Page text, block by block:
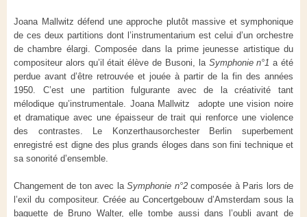
Joana Mallwitz défend une approche plutôt massive et symphonique
de ces deux partitions dont l’instrumentarium est celui d’un orchestre
de chambre élargi. Composée dans la prime jeunesse artistique du
compositeur alors qu’il était élève de Busoni, laSymphonie n°1a été
perdue avant d’être retrouvée et jouée à partir de la fin des années
1950. C’est une partition fulgurante avec de la créativité tant
mélodique qu’instrumentale. Joana Mallwitz adopte une vision noire
et dramatique avec une épaisseur de trait qui renforce une violence
des contrastes. Le Konzerthausorchester Berlin superbement
enregistré est digne des plus grands éloges dans son fini technique et
sa sonorité d’ensemble.
Changement de ton avec laSymphonie n°2composée à Paris lors de
l’exil du compositeur. Créée au Concertgebouw d’Amsterdam sous la
baguette de Bruno Walter, elle tombe aussi dans l’oubli avant de